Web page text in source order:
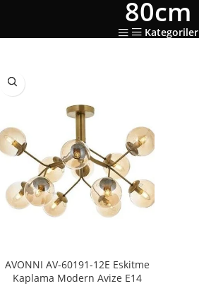
80cm
Kategoriler
AVONNI AV-60191-12E Eskitme
Kaplama Modern Avize E14